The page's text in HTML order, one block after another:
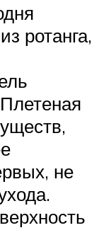
ротанга,
не